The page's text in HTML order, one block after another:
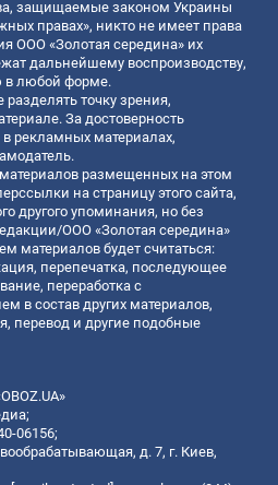
защищаемые законом Украины
правах», никто не имеет права
ООО «Золотая середина» их
дальнейшему воспроизводству,
в любой форме.
точку зрения,
За достоверность
рекламных материалах,
размещенных на этом
на страницу этого сайта,
другого упоминания, но без
ООО «Золотая середина»
материалов будет считаться:
перепечатка, последующее
переработка с
в состав других материалов,
перевод и другие подобные
06156;
д. 7, г. Киев,